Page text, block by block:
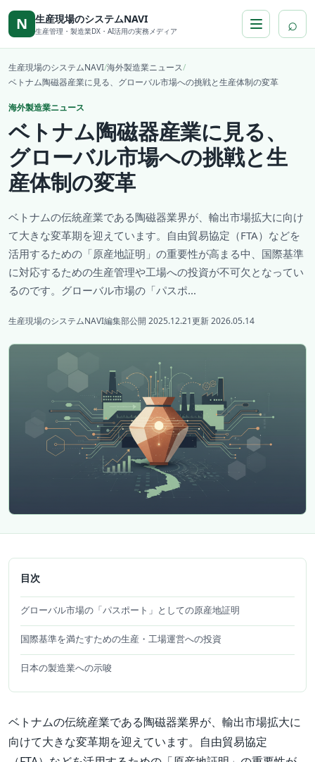
本文へ移動
N 生産現場のシステムNAVI
生産管理・製造業DX・AI活用の実務メディア ⌕
生産現場のシステムNAVI/海外製造業ニュース/
ベトナム陶磁器産業に見る、グローバル市場への挑戦と生産体制の変革
海外製造業ニュース
ベトナム陶磁器産業に見る、
グローバル市場への挑戦と生
産体制の変革
ベトナムの伝統産業である陶磁器業界が、輸出市場拡大に向け
て大きな変革期を迎えています。自由貿易協定（FTA）などを
活用するための「原産地証明」の重要性が高まる中、国際基準
に対応するための生産管理や工場への投資が不可欠となってい
るのです。グローバル市場の「パスポ...
生産現場のシステムNAVI編集部公開 2025.12.21更新 2026.05.14
目次
グローバル市場の「パスポート」としての原産地証明
国際基準を満たすための生産・工場運営への投資
日本の製造業への示唆
ベトナムの伝統産業である陶磁器業界が、輸出市場拡大に
向けて大きな変革期を迎えています。自由貿易協定